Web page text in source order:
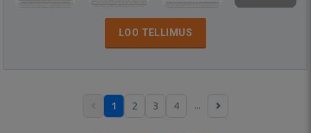
LOO TELLIMUS
1 2 3 4 ...